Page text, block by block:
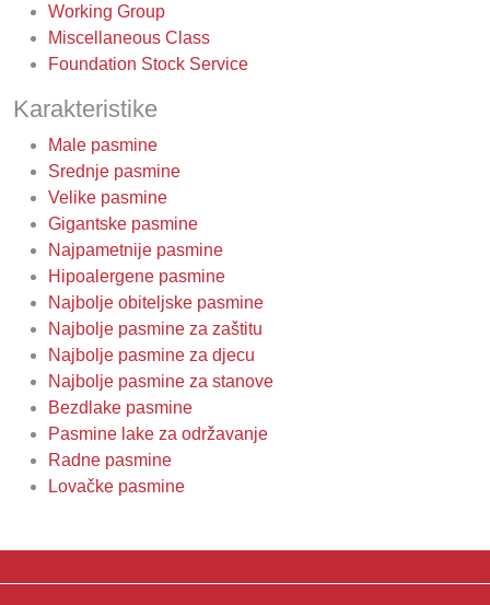
Working Group
Miscellaneous Class
Foundation Stock Service
Karakteristike
Male pasmine
Srednje pasmine
Velike pasmine
Gigantske pasmine
Najpametnije pasmine
Hipoalergene pasmine
Najbolje obiteljske pasmine
Najbolje pasmine za zaštitu
Najbolje pasmine za djecu
Najbolje pasmine za stanove
Bezdlake pasmine
Pasmine lake za održavanje
Radne pasmine
Lovačke pasmine